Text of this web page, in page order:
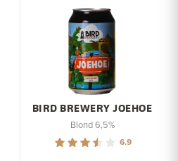
BIRD BREWERY JOEHOE
Blond 6,5%
6.9